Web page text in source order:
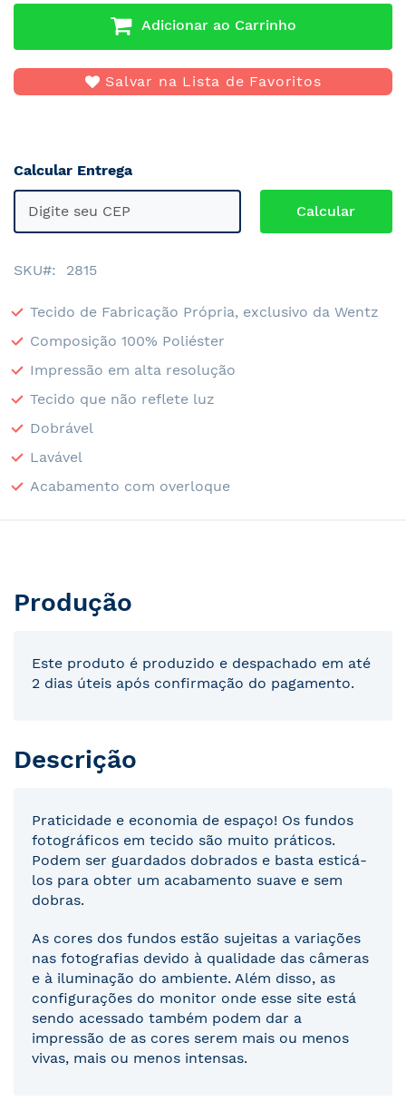
Adicionar ao Carrinho
Salvar na Lista de Favoritos
Calcular Entrega
SKU 2815
Tecido de Fabricação Própria, exclusivo da Wentz
Composição 100% Poliéster
Impressão em alta resolução
Tecido que não reflete luz
Dobrável
Lavável
Acabamento com overloque
Produção
Este produto é produzido e despachado em até
2 dias úteis após confirmação do pagamento.
Descrição
Praticidade e economia de espaço! Os fundos
fotográficos em tecido são muito práticos.
Podem ser guardados dobrados e basta esticá-
los para obter um acabamento suave e sem
dobras.
As cores dos fundos estão sujeitas a variações
nas fotografias devido à qualidade das câmeras
e à iluminação do ambiente. Além disso, as
configurações do monitor onde esse site está
sendo acessado também podem dar a
impressão de as cores serem mais ou menos
vivas, mais ou menos intensas.